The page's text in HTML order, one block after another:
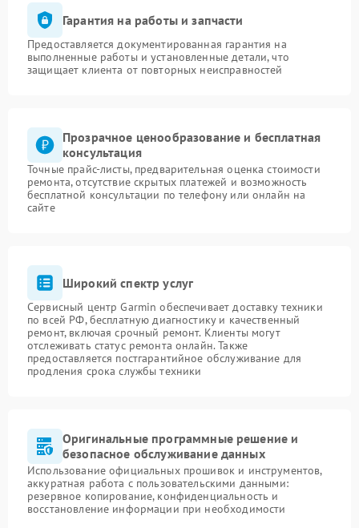
Гарантия на работы и запчасти
Предоставляется документированная гарантия на
выполненные работы и установленные детали, что
защищает клиента от повторных неисправностей
Прозрачное ценообразование и бесплатная
консультация
Точные прайс-листы, предварительная оценка стоимости
ремонта, отсутствие скрытых платежей и возможность
бесплатной консультации по телефону или онлайн на
сайте
Широкий спектр услуг
Сервисный центр Garmin обеспечивает доставку техники
по всей РФ, бесплатную диагностику и качественный
ремонт, включая срочный ремонт. Клиенты могут
отслеживать статус ремонта онлайн. Также
предоставляется постгарантийное обслуживание для
продления срока службы техники
Оригинальные программные решение и
безопасное обслуживание данных
Использование официальных прошивок и инструментов,
аккуратная работа с пользовательскими данными:
резервное копирование, конфиденциальность и
восстановление информации при необходимости